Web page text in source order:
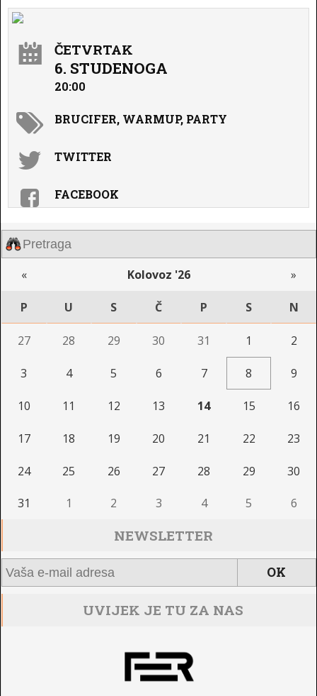
ČETVRTAK
6. STUDENOGA
20:00
BRUCIFER, WARMUP, PARTY
TWITTER
FACEBOOK
« Kolovoz '26 »
P U S Č P S N
27 28 29 30 31 1 2
3 4 5 6 7 8 9
10 11 12 13 14 15 16
17 18 19 20 21 22 23
24 25 26 27 28 29 30
31 1 2 3 4 5 6
NEWSLETTER
UVIJEK JE TU ZA NAS